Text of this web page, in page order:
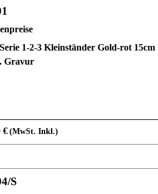
1-2-3 Kleinständer Gold-rot 15cm
Gravur
€ (MwSt. Inkl.)
S